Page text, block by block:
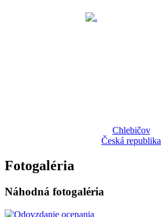
Chlebičov
Česká republika
Fotogaléria
Náhodná fotogaléria